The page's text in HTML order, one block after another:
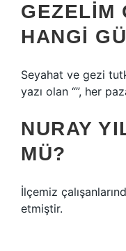
GEZELIM
HANGI
Seyahat ve gezi
yazı olan “”, her
NURAY
MÜ?
İlçemiz
etmiştir.